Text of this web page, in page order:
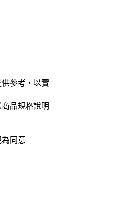
參考，以實
品規格說明
同意